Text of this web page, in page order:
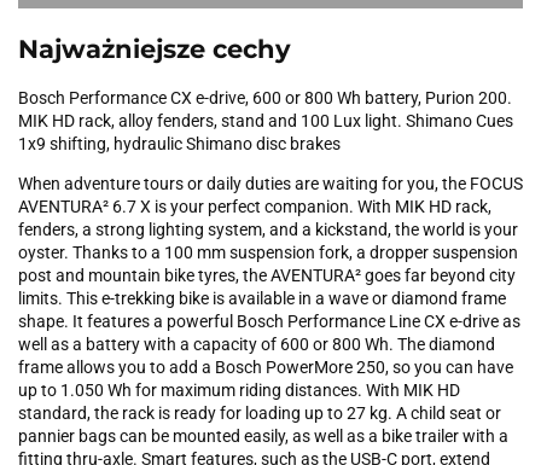
Najważniejsze cechy
Bosch Performance CX e-drive, 600 or 800 Wh battery, Purion 200.
MIK HD rack, alloy fenders, stand and 100 Lux light. Shimano Cues
1x9 shifting, hydraulic Shimano disc brakes
When adventure tours or daily duties are waiting for you, the FOCUS
AVENTURA² 6.7 X is your perfect companion. With MIK HD rack,
fenders, a strong lighting system, and a kickstand, the world is your
oyster. Thanks to a 100 mm suspension fork, a dropper suspension
post and mountain bike tyres, the AVENTURA² goes far beyond city
limits. This e-trekking bike is available in a wave or diamond frame
shape. It features a powerful Bosch Performance Line CX e-drive as
well as a battery with a capacity of 600 or 800 Wh. The diamond
frame allows you to add a Bosch PowerMore 250, so you can have
up to 1.050 Wh for maximum riding distances. With MIK HD
standard, the rack is ready for loading up to 27 kg. A child seat or
pannier bags can be mounted easily, as well as a bike trailer with a
fitting thru-axle. Smart features, such as the USB-C port, extend